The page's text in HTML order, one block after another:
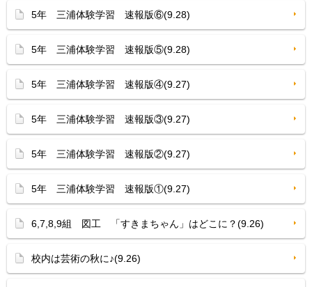
5年 三浦体験学習 速報版⑥(9.28)
5年 三浦体験学習 速報版⑤(9.28)
5年 三浦体験学習 速報版④(9.27)
5年 三浦体験学習 速報版③(9.27)
5年 三浦体験学習 速報版②(9.27)
5年 三浦体験学習 速報版①(9.27)
6,7,8,9組 図工 「すきまちゃん」はどこに？(9.26)
校内は芸術の秋に♪(9.26)